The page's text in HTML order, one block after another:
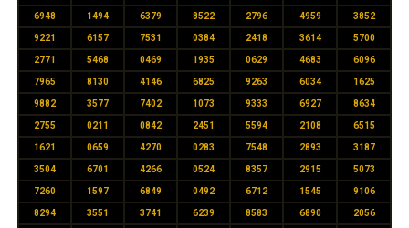
6948 1494 6379 8522 2796 4959 3852
9221 6157 7531 0384 2418 3614 5700
2771 5468 0469 1935 0629 4683 6096
7965 8130 4146 6825 9263 6034 1625
9882 3577 7402 1073 9333 6927 8634
2755 0211 0842 2451 5594 2108 6515
1621 0659 4270 0283 7548 2893 3187
3504 6701 4266 0524 8357 2915 5073
7260 1597 6849 0492 6712 1545 9106
8294 3551 3741 6239 8583 6890 2056